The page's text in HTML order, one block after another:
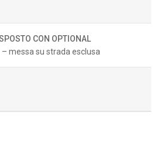
CON OPTIONAL
– messa su strada esclusa